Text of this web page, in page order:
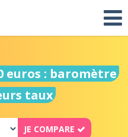
euros : baromètre
taux
JE COMPARE